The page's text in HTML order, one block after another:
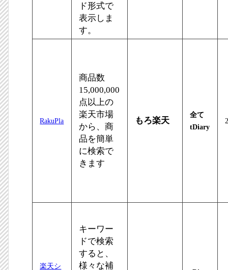
ド形式で
表示しま
す。
RakuPla
商品数
15,000,000
点以上の
楽天市場
から、商
品を簡単
に検索で
きます
もろ楽天
全て
tDiary
楽天シ
キーワー
ドで検索
すると、
様々な補